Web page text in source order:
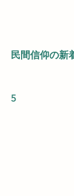
民間信仰の新
5